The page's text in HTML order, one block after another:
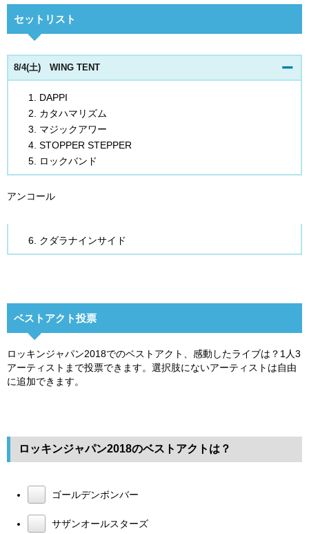
セットリスト
8/4(土) WING TENT
DAPPI
カタハマリズム
マジックアワー
STOPPER STEPPER
ロックバンド
アンコール
クダラナインサイド
ベストアクト投票
ロッキンジャパン2018でのベストアクト、感動したライブは？1人3
アーティストまで投票できます。選択肢にないアーティストは自由
に追加できます。
ロッキンジャパン2018のベストアクトは？
ゴールデンボンバー
サザンオールスターズ